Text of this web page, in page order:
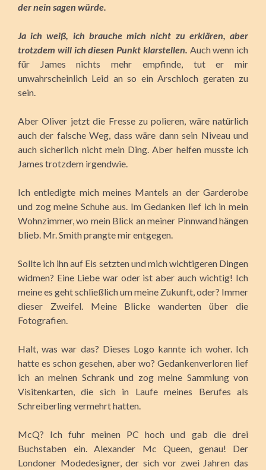
der nein sagen würde.
Ja ich weiß, ich brauche mich nicht zu erklären, aber
trotzdem will ich diesen Punkt klarstellen. Auch wenn ich
für James nichts mehr empfinde, tut er mir
unwahrscheinlich Leid an so ein Arschloch geraten zu
sein.
Aber Oliver jetzt die Fresse zu polieren, wäre natürlich
auch der falsche Weg, dass wäre dann sein Niveau und
auch sicherlich nicht mein Ding. Aber helfen musste ich
James trotzdem irgendwie.
Ich entledigte mich meines Mantels an der Garderobe
und zog meine Schuhe aus. Im Gedanken lief ich in mein
Wohnzimmer, wo mein Blick an meiner Pinnwand hängen
blieb. Mr. Smith prangte mir entgegen.
Sollte ich ihn auf Eis setzten und mich wichtigeren Dingen
widmen? Eine Liebe war oder ist aber auch wichtig! Ich
meine es geht schließlich um meine Zukunft, oder? Immer
dieser Zweifel. Meine Blicke wanderten über die
Fotografien.
Halt, was war das? Dieses Logo kannte ich woher. Ich
hatte es schon gesehen, aber wo? Gedankenverloren lief
ich an meinen Schrank und zog meine Sammlung von
Visitenkarten, die sich in Laufe meines Berufes als
Schreiberling vermehrt hatten.
McQ? Ich fuhr meinen PC hoch und gab die drei
Buchstaben ein. Alexander Mc Queen, genau! Der
Londoner Modedesigner, der sich vor zwei Jahren das